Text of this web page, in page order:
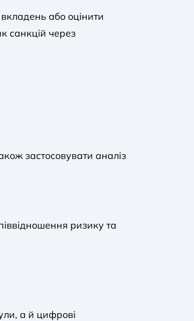
або оцінити
санкцій через
застосовувати аналіз
ризику та
а й цифрові